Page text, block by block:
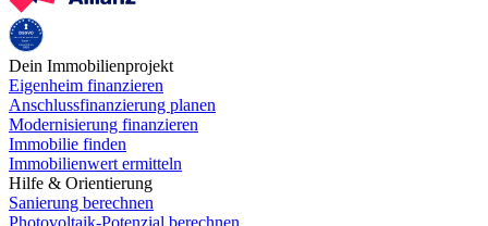
Dein Immobilienprojekt
Eigenheim finanzieren
Anschlussfinanzierung planen
Modernisierung finanzieren
Immobilie finden
Immobilienwert ermitteln
Hilfe & Orientierung
Sanierung berechnen
Photovoltaik-Potenzial berechnen